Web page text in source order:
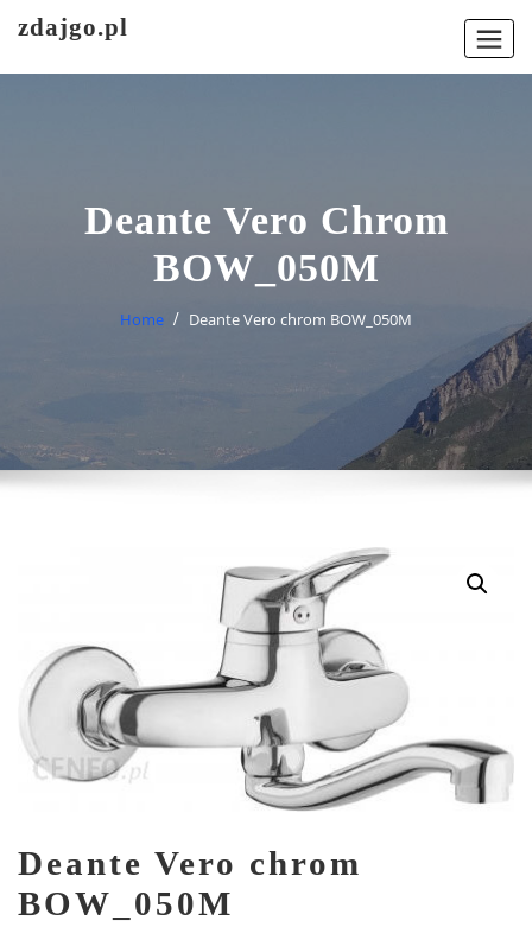
zdajgo.pl
Deante Vero Chrom
BOW_050M
Home Deante Vero chrom BOW_050M
Deante Vero chrom
BOW_050M